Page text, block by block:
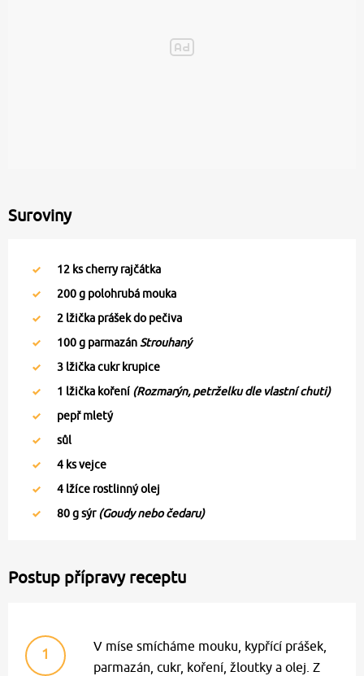
Suroviny
12 ks cherry rajčátka
200g polohrubá mouka
2 lžička prášek do pečiva
100g parmazán Strouhaný
3 lžička cukr krupice
1 lžička koření (Rozmarýn, petrželku dle vlastní chuti)
pepř mletý
sůl
4 ks vejce
4 lžíce rostlinný olej
80g sýr(Goudy nebo čedaru)
Postup přípravy receptu
1
V míse smícháme mouku, kypřící prášek,
parmazán, cukr, koření, žloutky a olej. Z